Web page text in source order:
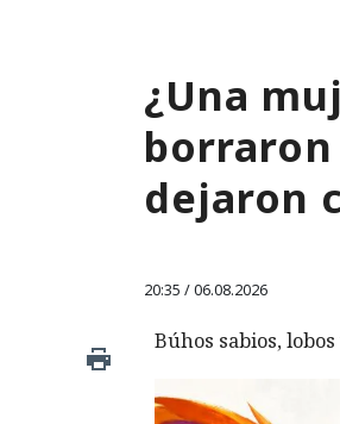
¿Una
dejaron
20:35 / 06.08.2026
Búhos sabios,